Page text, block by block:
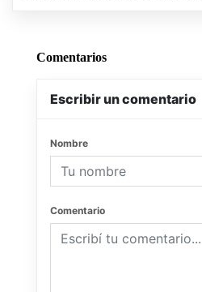
Comentarios
Escribir un comentario
Nombre
Comentario